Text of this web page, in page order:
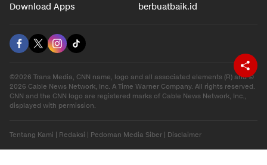
Download Apps berbuatbaik.id
©2026 Trans Media, CNN name, logo and all associated elements (R) and ©
2026 Cable News Network, Inc. A Time Warner Company. All rights reserved.
CNN and the CNN logo are registered marks of Cable News Network, Inc.,
displayed with permission.
Tentang Kami Redaksi Pedoman Media Siber Disclaimer